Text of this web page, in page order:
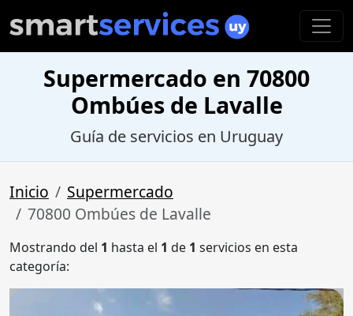
Supermercado en 70800
Ombúes de Lavalle
Guía de servicios en Uruguay
Inicio
Supermercado
70800 Ombúes de Lavalle
Mostrando del 1 hasta el 1 de 1 servicios en esta
categoría: